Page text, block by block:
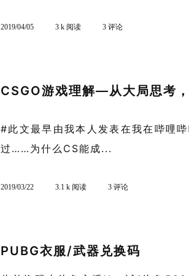
2019/04/05 3 k 阅读 3 评论
CSGO游戏理解—从大局思考
#此文最早由我本人发表在我在
过……为什么CS能成...
2019/03/22 3.1 k 阅读 3 评论
PUBG衣服/武器兑换码